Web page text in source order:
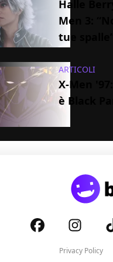
Halle
Men 3:
tue spalle”
ARTICOLI
X-Men
è Black
Privacy Policy